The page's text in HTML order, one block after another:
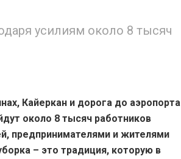
усилиям около 8 тысяч
Кайеркан и дорога до аэропорта
около 8 тысяч работников
предпринимателями и жителями
– это традиция, которую в